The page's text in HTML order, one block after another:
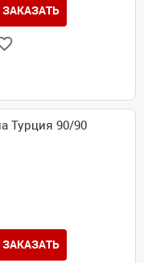
ЗАКАЗАТЬ
Турция 90/90
ЗАКАЗАТЬ